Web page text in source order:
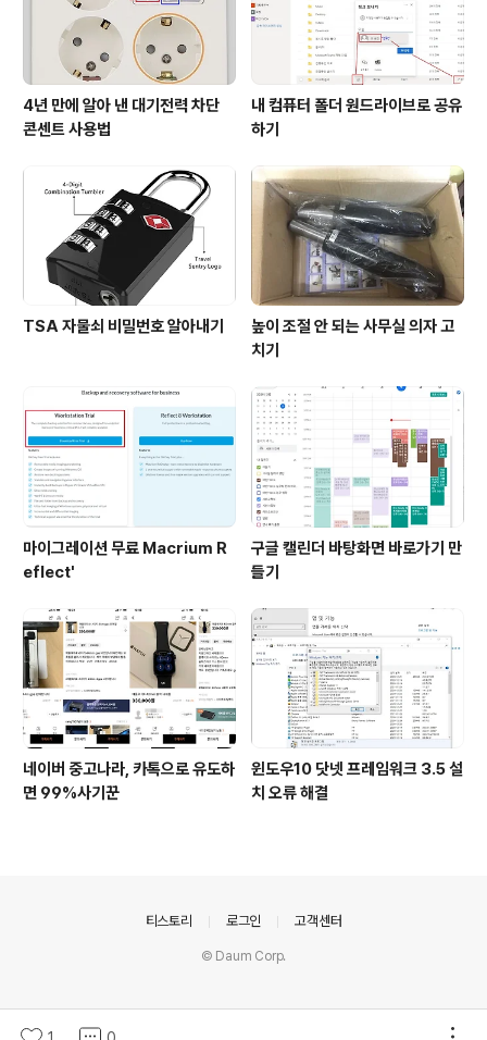
다. 그런데, 이때 '새마을'..
4년 만에 알아 낸 대기전력 차단
콘센트 사용법
내 컴퓨터 폴더 원드라이브로 공유
하기
TSA 자물쇠 비밀번호 알아내기
높이 조절 안 되는 사무실 의자 고
치기
마이그레이션 무료 Macrium R
eflect'
구글 캘린더 바탕화면 바로가기 만
들기
네이버 중고나라, 카톡으로 유도하
면 99%사기꾼
윈도우10 닷넷 프레임워크 3.5 설
치 오류 해결
티스토리 로그인 고객센터
© Daum Corp.